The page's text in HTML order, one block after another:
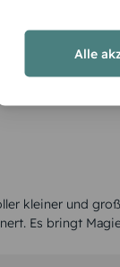
kleiner und
Es bringt
Alle